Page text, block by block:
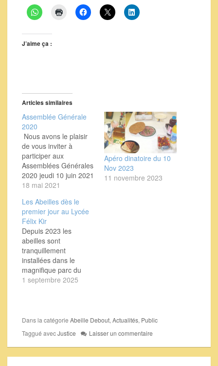
J’aime ça :
Articles similaires
Assemblée Générale
2020
Nous avons le plaisir
de vous inviter à
participer aux
Assemblées Générales
2020 jeudi 10 juin 2021
à 19h00 précises
de la situation
sanitaire, cette
assemblée se tiendra
en visioconférence,
sauf si la situation
sanitaire nous permet
de disposer d’une salle
à Dijon. Le lien vous
permettant…
18 mai 2021
Apéro dinatoire du 10
Nov 2023
11 novembre 2023
Les Abeilles dès le
premier jour au Lycée
Félix Kir
Depuis 2023 les
abeilles sont
tranquillement
installées dans le
magnifique parc du
Lycée Agricole Félix
groupes arrivant au
ventes et
transformation en
compagnie de la
1 septembre 2025
Dans la catégorie Abeille Debout, Actualités, Public
Taggué avecJustice Laisser un commentaire